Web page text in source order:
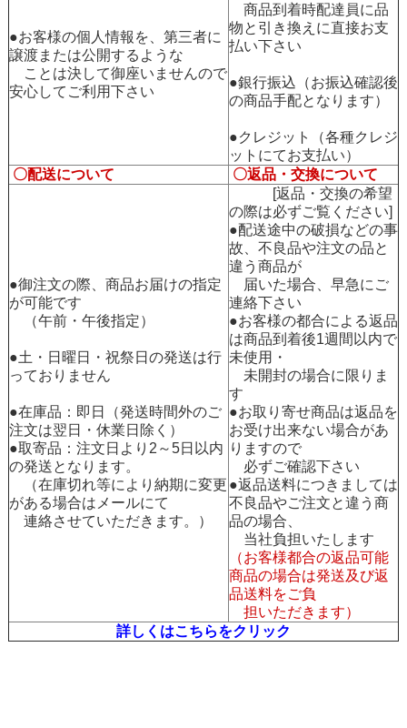
●お客様の個人情報を、第三者に
譲渡または公開するような
ことは決して御座いませんので
安心してご利用下さい
商品到着時配達員に品
物と引き換えに直接お支
払い下さい
●銀行振込（お振込確認後
の商品手配となります）
●クレジット（各種クレジ
ットにてお支払い）
〇配送について
〇返品・交換について
●御注文の際、商品お届けの指定
が可能です
（午前・午後指定）
●土・日曜日・祝祭日の発送は行
っておりません
●在庫品：即日（発送時間外のご
注文は翌日・休業日除く）
●取寄品：注文日より2～5日以内
の発送となります。
（在庫切れ等により納期に変更
がある場合はメールにて
連絡させていただきます。）
[返品・交換の希望
の際は必ずご覧ください]
●配送途中の破損などの事
故、不良品や注文の品と
違う商品が
届いた場合、早急にご
連絡下さい
●お客様の都合による返品
は商品到着後1週間以内で
未使用・
未開封の場合に限りま
す
●お取り寄せ商品は返品を
お受け出来ない場合があ
りますので
必ずご確認下さい
●返品送料につきましては
不良品やご注文と違う商
品の場合、
当社負担いたします
（お客様都合の返品可能
商品の場合は発送及び返
品送料をご負
担いただきます）
詳しくはこちらをクリック